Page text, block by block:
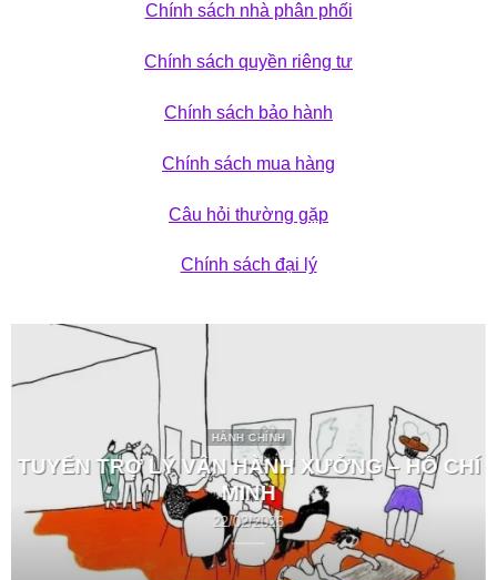
Chính sách nhà phân phối
Chính sách quyền riêng tư
Chính sách bảo hành
Chính sách mua hàng
Câu hỏi thường gặp
Chính sách đại lý
HÀNH CHÍNH
TUYỂN TRỢ LÝ VẬN HÀNH XƯỞNG – HỒ CHÍ
MINH
22/02/2026